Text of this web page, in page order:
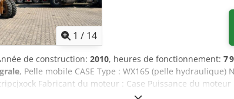
1 / 14
de construction: 2010, heures de fonctionnement: 7
, Pelle mobile CASE Type : WX165 (pelle hydraulique)
Fabricant du moteur : Case Puissance du moteur
940 h Poids total autorisé : 18 000 kg Longueur de